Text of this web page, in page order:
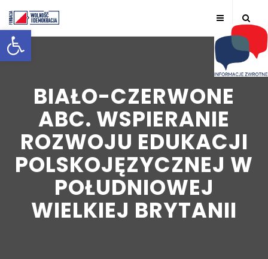
Otwórz pasek narzędzi
BIAŁO-CZERWONE
ABC. WSPIERANIE
ROZWOJU EDUKACJI
POLSKOJĘZYCZNEJ W
POŁUDNIOWEJ
WIELKIEJ BRYTANII